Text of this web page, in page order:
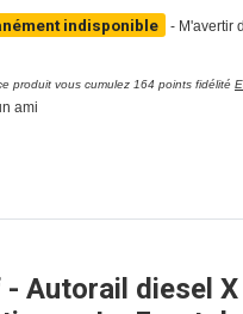
indisponible - M'avertir
produit vous cumulez 164 points fidélité
ami
Autorail diesel